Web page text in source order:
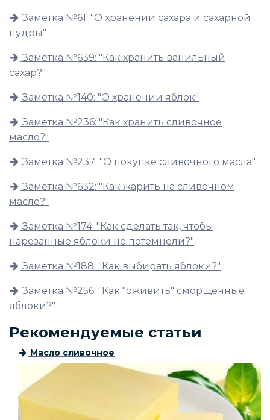
Заметка №61: "О хранении сахара и сахарной
пудры"
Заметка №639: "Как хранить ванильный
сахар?"
Заметка №140: "О хранении яблок"
Заметка №236: "Как хранить сливочное
масло?"
Заметка №237: "О покупке сливочного масла"
Заметка №632: "Как жарить на сливочном
масле?"
Заметка №174: "Как сделать так, чтобы
нарезанные яблоки не потемнели?"
Заметка №188: "Как выбирать яблоки?"
Заметка №256: "Как "оживить" сморщенные
яблоки?"
Рекомендуемые статьи
Масло сливочное